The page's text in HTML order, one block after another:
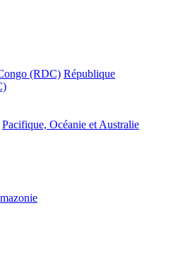
(RDC) République
Pacifique, Océanie et Australie